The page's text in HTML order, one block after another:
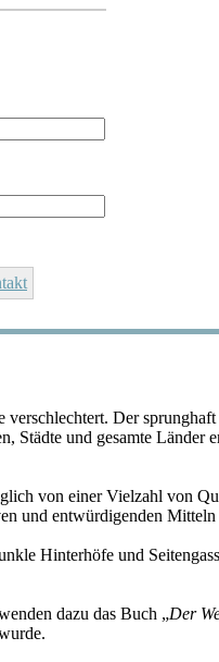
Der
Städte und gesamte
von einer Vielzahl von
und entwürdigenden
Hinterhöfe und
dazu das Buch „Der